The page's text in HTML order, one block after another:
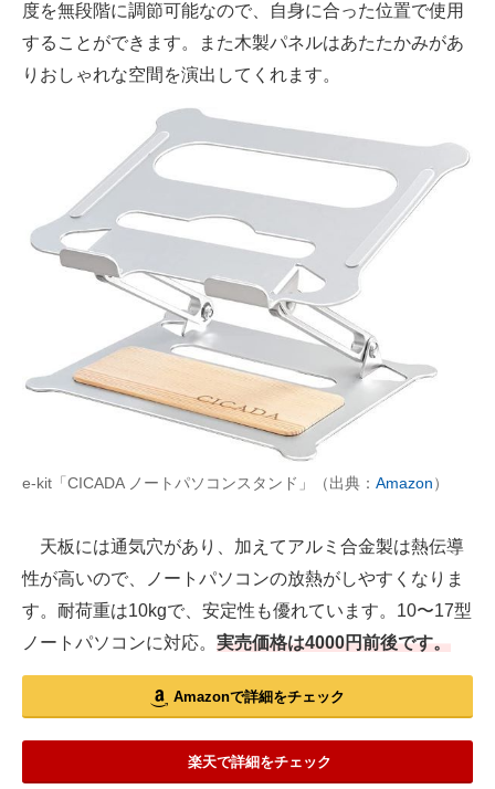
度を無段階に調節可能なので、自身に合った位置で使用
することができます。また木製パネルはあたたかみがあ
りおしゃれな空間を演出してくれます。
e-kit「CICADA ノートパソコンスタンド」（出典： Amazon）
天板には通気穴があり、加えてアルミ合金製は熱伝導
性が高いので、ノートパソコンの放熱がしやすくなりま
す。耐荷重は10kgで、安定性も優れています。10〜17型
ノートパソコンに対応。 実売価格は4000円前後です。
Amazonで詳細をチェック
楽天で詳細をチェック